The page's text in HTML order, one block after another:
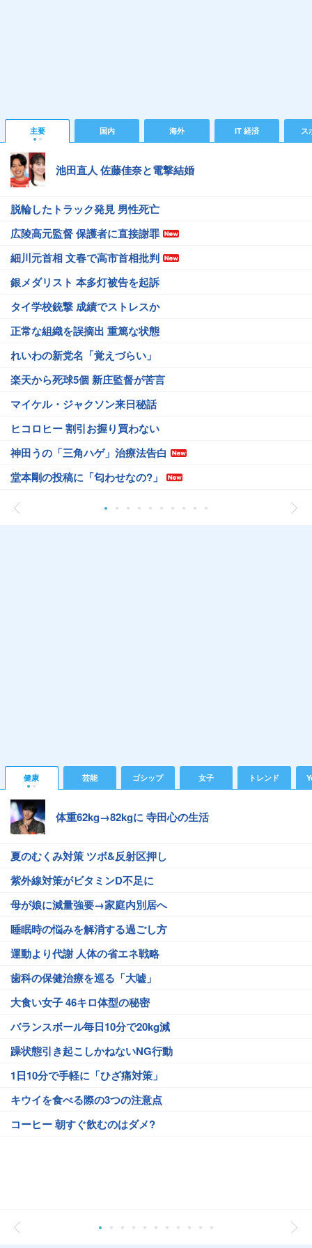
主要 国内 海外 IT 経済 ス
池田直人 佐藤佳奈と電撃結婚
脱輪したトラック発見 男性死亡
広陵高元監督 保護者に直接謝罪
細川元首相 文春で高市首相批判
銀メダリスト 本多灯被告を起訴
タイ学校銃撃 成績でストレスか
正常な組織を誤摘出 重篤な状態
れいわの新党名「覚えづらい」
楽天から死球5個 新庄監督が苦言
マイケル・ジャクソン来日秘話
ヒコロヒー 割引お握り買わない
神田うの「三角ハゲ」治療法告白
堂本剛の投稿に「匂わせなの?」
健康 芸能 ゴシップ 女子 トレンド
体重62kg→82kgに 寺田心の生活
夏のむくみ対策 ツボ&反射区押し
紫外線対策がビタミンD不足に
母が娘に減量強要→家庭内別居へ
睡眠時の悩みを解消する過ごし方
運動より代謝 人体の省エネ戦略
歯科の保健治療を巡る「大嘘」
大食い女子 46キロ体型の秘密
バランスボール毎日10分で20kg減
躁状態引き起こしかねないNG行動
1日10分で手軽に「ひざ痛対策」
キウイを食べる際の3つの注意点
コーヒー 朝すぐ飲むのはダメ?